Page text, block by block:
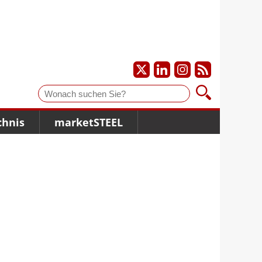
Suche
marketSTEEL